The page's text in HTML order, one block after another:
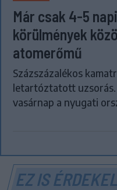
Már csak 4-5
körülmények
atomerőmű
Százszázalékos
letartóztatott
vasárnap a nyugati
EZ IS